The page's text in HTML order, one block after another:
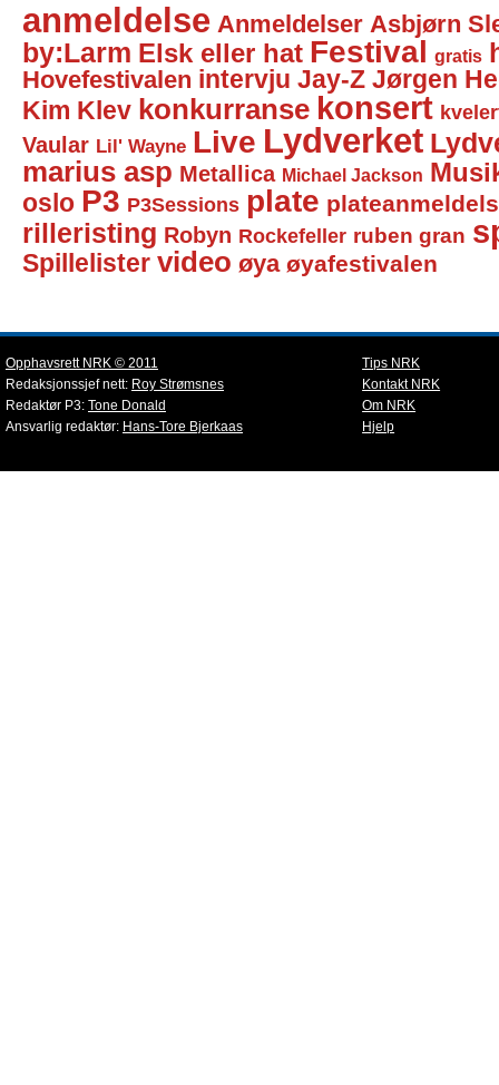
anmeldelse Anmeldelser Asbjørn
by:Larm Elsk eller hat Festival gratis
Hovefestivalen intervju Jay-Z Jørgen
Kim Klev konkurranse konsert
Vaular Lil' Wayne Live Lydverket
marius asp Metallica Michael Jackson
oslo P3 P3Sessions plate
rilleristing Robyn Rockefeller ruben gran
Spillelister video øya øyafestivalen
Opphavsrett NRK © 2011
Redaksjonssjef nett: Roy Strømsnes
Redaktør P3: Tone Donald
Ansvarlig redaktør: Hans-Tore Bjerkaas
Tips NRK
Kontakt NRK
Om NRK
Hjelp